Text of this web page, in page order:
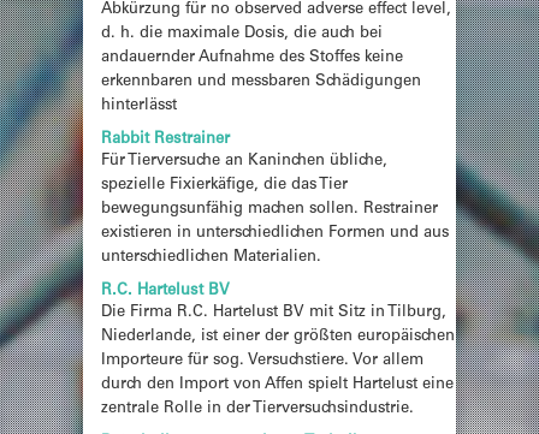
Abkürzung für no observed adverse effect level,
d. h. die maximale Dosis, die auch bei
andauernder Aufnahme des Stoffes keine
erkennbaren und messbaren Schädigungen
hinterlässt
Rabbit Restrainer
Für Tierversuche an Kaninchen übliche,
spezielle Fixierkäfige, die das Tier
bewegungsunfähig machen sollen. Restrainer
existieren in unterschiedlichen Formen und aus
unterschiedlichen Materialien.
R.C. Hartelust BV
Die Firma R.C. Hartelust BV mit Sitz in Tilburg,
Niederlande, ist einer der größten europäischen
Importeure für sog. Versuchstiere. Vor allem
durch den Import von Affen spielt Hartelust eine
zentrale Rolle in der Tierversuchsindustrie.